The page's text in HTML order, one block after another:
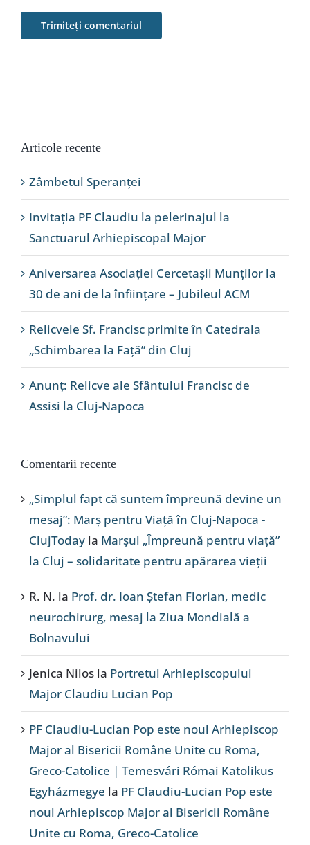
Articole recente
Zâmbetul Speranței
Invitația PF Claudiu la pelerinajul la
Sanctuarul Arhiepiscopal Major
Aniversarea Asociației Cercetașii Munților la
30 de ani de la înființare – Jubileul ACM
Relicvele Sf. Francisc primite în Catedrala
„Schimbarea la Față” din Cluj
Anunț: Relicve ale Sfântului Francisc de
Assisi la Cluj-Napoca
Comentarii recente
„Simplul fapt că suntem împreună devine un
mesaj”: Marș pentru Viață în Cluj-Napoca -
ClujToday la Marșul „Împreună pentru viață”
la Cluj – solidaritate pentru apărarea vieții
R. N. la Prof. dr. Ioan Ștefan Florian, medic
neurochirurg, mesaj la Ziua Mondială a
Bolnavului
Jenica Nilos la Portretul Arhiepiscopului
Major Claudiu Lucian Pop
PF Claudiu-Lucian Pop este noul Arhiepiscop
Major al Bisericii Române Unite cu Roma,
Greco-Catolice | Temesvári Római Katolikus
Egyházmegye la PF Claudiu-Lucian Pop este
noul Arhiepiscop Major al Bisericii Române
Unite cu Roma, Greco-Catolice